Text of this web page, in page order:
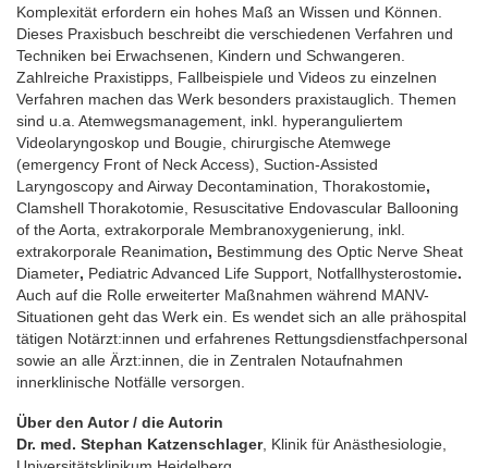
Komplexität erfordern ein hohes Maß an Wissen und Können.
Dieses Praxisbuch beschreibt die verschiedenen Verfahren und
Techniken bei Erwachsenen, Kindern und Schwangeren.
Zahlreiche Praxistipps, Fallbeispiele und Videos zu einzelnen
Verfahren machen das Werk besonders praxistauglich. Themen
sind u.a. Atemwegsmanagement, inkl. hyperanguliertem
Videolaryngoskop und Bougie, chirurgische Atemwege
(emergency Front of Neck Access), Suction-Assisted
Laryngoscopy and Airway Decontamination, Thorakostomie,
Clamshell Thorakotomie, Resuscitative Endovascular Ballooning
of the Aorta, extrakorporale Membranoxygenierung, inkl.
extrakorporale Reanimation, Bestimmung des Optic Nerve Sheat
Diameter, Pediatric Advanced Life Support, Notfallhysterostomie.
Auch auf die Rolle erweiterter Maßnahmen während MANV-
Situationen geht das Werk ein.
Es wendet sich an alle prähospital
tätigen Notärzt:innen und erfahrenes Rettungsdienstfachpersonal
sowie an alle Ärzt:innen, die in Zentralen Notaufnahmen
innerklinische Notfälle versorgen.
Über den Autor / die Autorin
Dr. med. Stephan Katzenschlager, Klinik für Anästhesiologie,